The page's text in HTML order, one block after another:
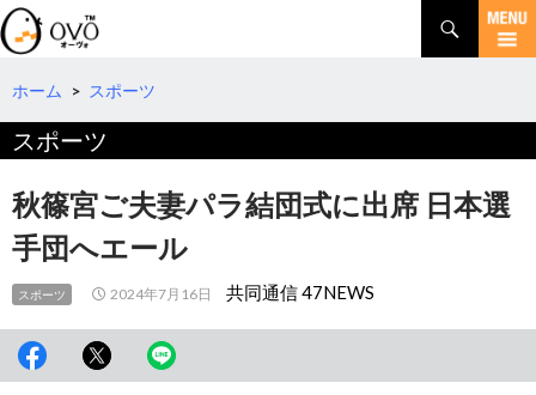
検
索
コ
テ
へ
移
動
ホーム > スポーツ
スポーツ
秋篠宮ご夫妻パラ結団式に出席 日本選
手団へエール
スポーツ 2024年7月16日 共同通信 47NEWS